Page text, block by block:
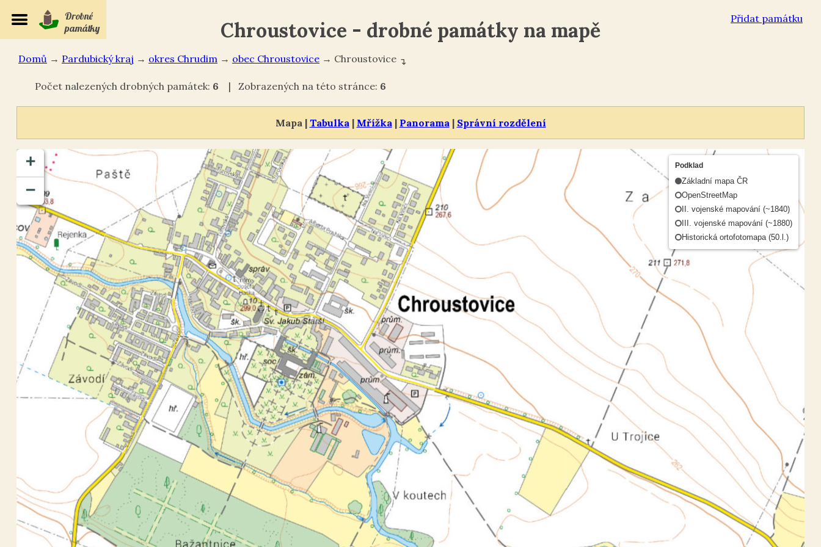
Přidat památku
Drobné
památky
Chroustovice - drobné památky na mapě
Domů → Pardubický kraj → okres Chrudim → Chroustovice → Chroustovice ↴
Počet nalezených drobných památek: 6 | Zobrazených na této stránce: 6
Mapa | Tabulka | Mřížka | Panorama | Správní rozdělení
+
−
Podklad
Základní mapa ČR
OpenStreetMap
II. vojenské mapování (~1840)
III. vojenské mapování (~1880)
Historická ortofotomapa (50.l.)